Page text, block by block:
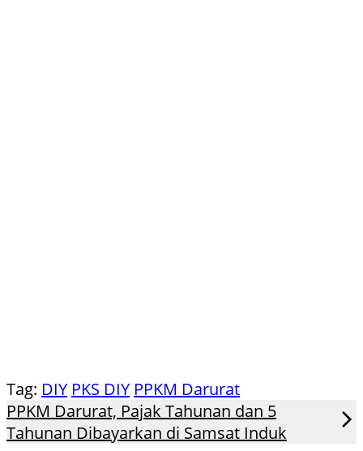
Tag: DIY PKS DIY PPKM Darurat
PPKM Darurat, Pajak Tahunan dan 5
Tahunan Dibayarkan di Samsat Induk